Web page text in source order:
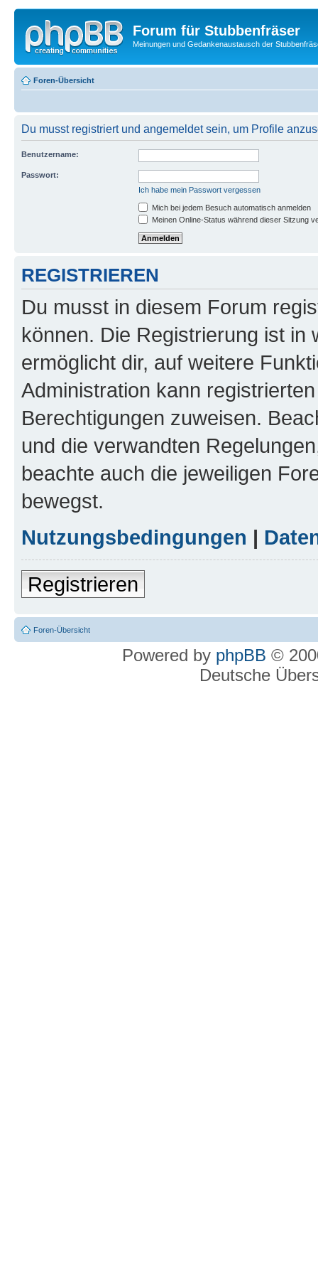
Forum für Stubbenfräser
Meinungen und Gedankenaustausch der
Foren-Übersicht
Du musst registriert und angemeldet sein, um Profile
Benutzername:
Passwort:
Ich habe mein Passwort vergessen
Mich bei jedem Besuch automatisch anmelden
Meinen Online-Status während dieser Sitzung
REGISTRIEREN
Du musst in diesem Forum
können. Die Registrierung ist in
ermöglicht dir, auf weitere
Administration kann
Berechtigungen zuweisen.
und die verwandten
beachte auch die jeweiligen
bewegst.
Nutzungsbedingungen |
Registrieren
Foren-Übersicht
Powered by phpBB ©
Deutsche